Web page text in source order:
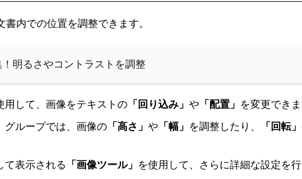
内での位置を調整できます。
！明るさやコントラストを調整
用して、画像をテキストの 「回り込み」 や 「配置」 を変更できま
グループでは、画像の 「高さ」 や 「幅」 を調整したり、 「回転」
て表示される 「画像ツール」 を使用して、さらに詳細な設定を行